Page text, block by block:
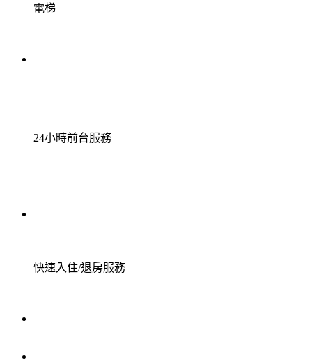
電梯
24小時前台服務
快速入住/退房服務